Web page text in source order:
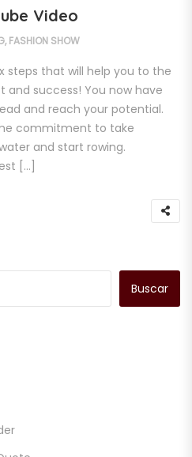
Video
,FASHION SHOW
steps that will help you to the
success! You now have
and reach your potential.
commitment to take
and start rowing.
[…]
Buscar